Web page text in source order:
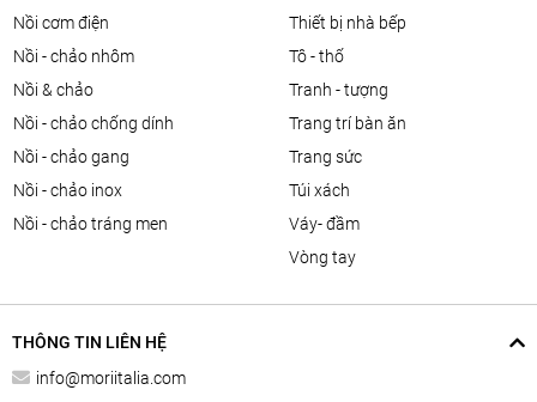
nồi cơm điện
nồi - chảo nhôm
nồi & chảo
nồi - chảo chống dính
nồi - chảo gang
nồi - chảo inox
nồi - chảo tráng men
thiết bị nhà bếp
tô - thố
tranh - tượng
trang trí bàn ăn
trang sức
túi xách
váy- đầm
vòng tay
THÔNG TIN LIÊN HỆ
info@moriitalia.com